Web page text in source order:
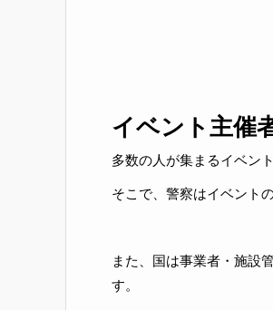
イベント主催
多数の人が集まるイベン
そこで、警察はイベント
また、国は事業者・施設
す。